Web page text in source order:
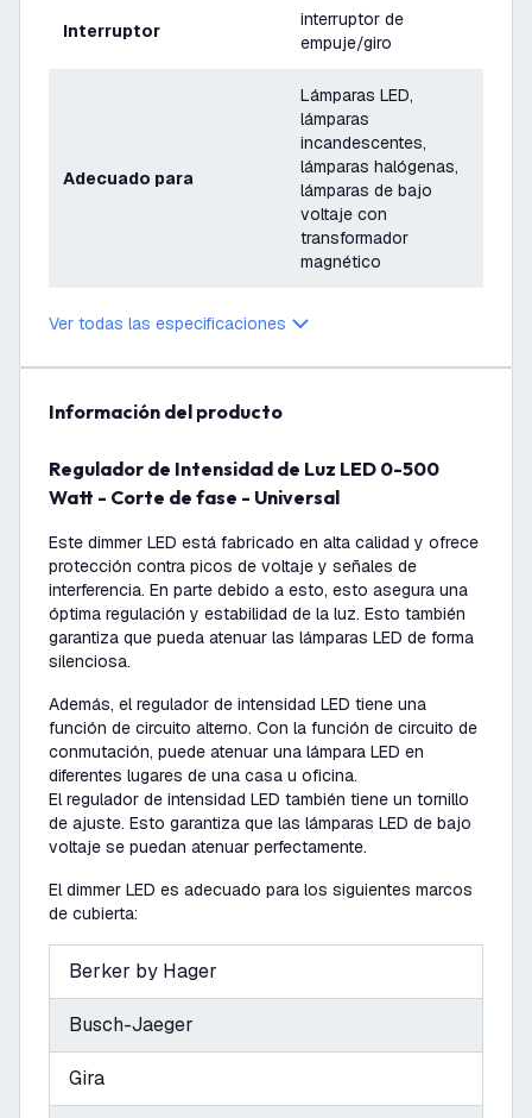
Interruptor
interruptor de
empuje/giro
Adecuado para
Lámparas LED,
lámparas
incandescentes,
lámparas halógenas,
lámparas de bajo
voltaje con
transformador
magnético
Tecnología de atenuación
Corte de fase
Ver todas las especificaciones
información del producto
Regulador de Intensidad de Luz LED 0-500
Watt - Corte de fase - Universal
Este dimmer LED está fabricado en alta calidad y ofrece
protección contra picos de voltaje y señales de
interferencia. En parte debido a esto, esto asegura una
óptima regulación y estabilidad de la luz. Esto también
garantiza que pueda atenuar las lámparas LED de forma
silenciosa.
Además, el regulador de intensidad LED tiene una
función de circuito alterno. Con la función de circuito de
conmutación, puede atenuar una lámpara LED en
diferentes lugares de una casa u oficina.
El regulador de intensidad LED también tiene un tornillo
de ajuste. Esto garantiza que las lámparas LED de bajo
voltaje se puedan atenuar perfectamente.
El dimmer LED es adecuado para los siguientes marcos
de cubierta:
Berker by Hager
Busch-Jaeger
Gira